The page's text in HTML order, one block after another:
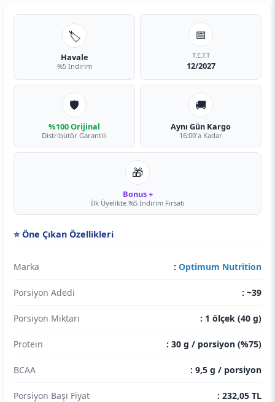
🏷️
Havale
%5 İndirim
📅
T.E.T.T
12/2027
🛡️
%100 Orijinal
Distribütör Garantili
🚚
Aynı Gün Kargo
16:00'a Kadar
🎁
Bonus +
İlk Üyelikte %5 İndirim Fırsatı
⭐ Öne Çıkan Özellikleri
Marka : Optimum Nutrition
Porsiyon Adedi : ~39
Porsiyon Miktarı : 1 ölçek (40 g)
Protein : 30 g / porsiyon (%75)
BCAA : 9,5 g / porsiyon
Porsiyon Başı Fiyat : 232,05 TL